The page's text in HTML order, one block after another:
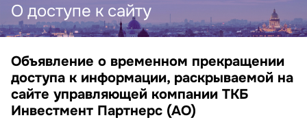
О доступе к сайту
Объявление о доступе к сайту
Объявление о временном прекращении
доступа к информации, раскрываемой на
сайте управляющей компании ТКБ
Инвестмент Партнерс (АО)